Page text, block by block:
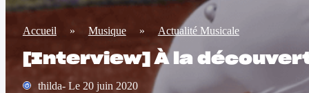
Accueil » Musique » Actualité Musicale
[Interview] À la
thilda- Le 20 juin 2020